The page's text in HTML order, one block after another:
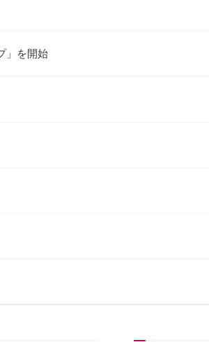
」を開始